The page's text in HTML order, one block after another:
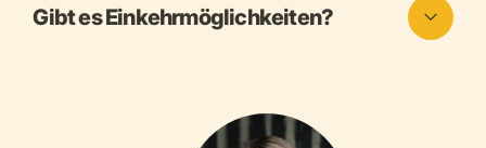
Gibt es Einkehrmöglichkeiten?